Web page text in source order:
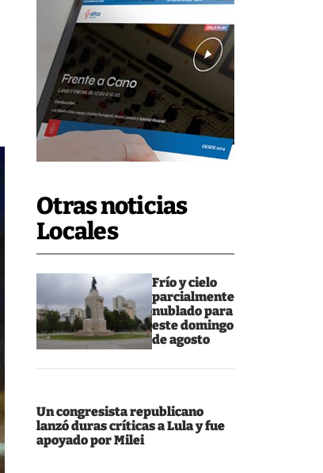
Otras noticias
Locales
Frío y cielo
parcialmente
nublado para
este domingo
de agosto
Un congresista republicano
lanzó duras críticas a Lula y fue
apoyado por Milei